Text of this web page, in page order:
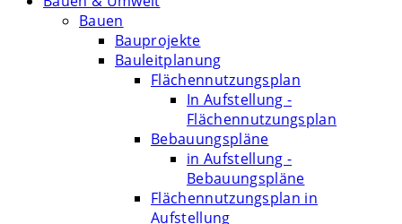
Bauen
Bauprojekte
Bauleitplanung
Flächennutzungsplan
In Aufstellung -
Flächennutzungsplan
Bebauungspläne
in Aufstellung -
Bebauungspläne
Flächennutzungsplan in
Aufstellung